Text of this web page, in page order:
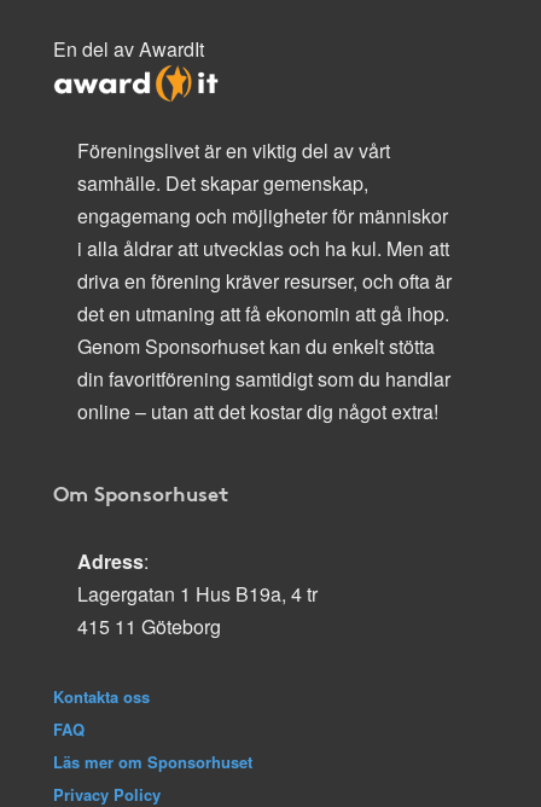
En del av AwardIt
Föreningslivet är en viktig del av vårt
samhälle. Det skapar gemenskap,
engagemang och möjligheter för människor
i alla åldrar att utvecklas och ha kul. Men att
driva en förening kräver resurser, och ofta är
det en utmaning att få ekonomin att gå ihop.
Genom Sponsorhuset kan du enkelt stötta
din favoritförening samtidigt som du handlar
online – utan att det kostar dig något extra!
Om Sponsorhuset
Adress:
Lagergatan 1 Hus B19a, 4 tr
415 11 Göteborg
Kontakta oss
FAQ
Läs mer om Sponsorhuset
Privacy Policy